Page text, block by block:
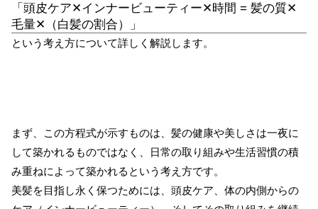
「頭皮ケア✕インナービューティー✕時間 = 髪の質✕
毛量✕（白髪の割合）」
という考え方について詳しく解説します。
まず、この方程式が示すものは、髪の健康や美しさは一夜に
して築かれるものではなく、日常の取り組みや生活習慣の積
み重ねによって築かれるという考え方です。
美髪を目指し永く保つためには、頭皮ケア、体の内側からの